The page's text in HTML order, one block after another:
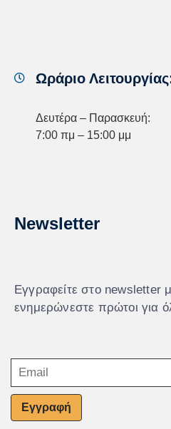
Ωράριο
Δευτέρα – Παρασκευή:
7:00 πμ – 15:00 μμ
Newsletter
Εγγραφείτε στο newsletter
ενημερώνεστε πρώτοι για
Εγγραφή